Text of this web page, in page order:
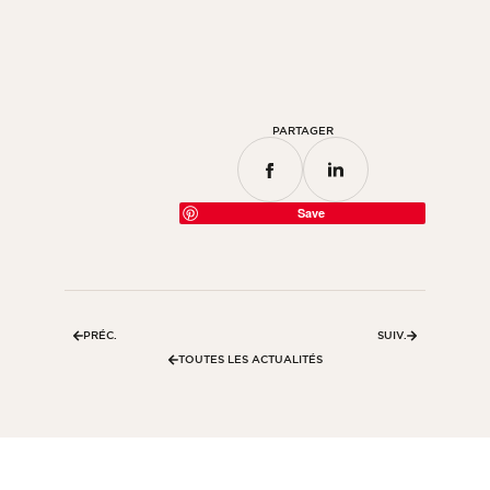
Par espace extérieur
Aménagements extérieurs
PARTAGER
Save
TOUTES LES ACTUALITÉS
PRÉC. SUIV.